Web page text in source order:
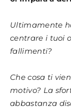
Ultimamente
centrare i tuoi
fallimenti?
Che cosa ti
motivo? La
abbastanza